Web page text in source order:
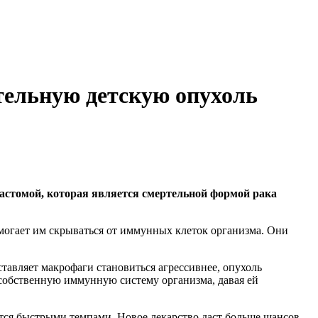
детскую опухоль
которая является смертельной формой рака
им скрываться от иммунных клеток организма. Они
макрофаги становиться агрессивнее, опухоль
иммунную систему организма, давая ей